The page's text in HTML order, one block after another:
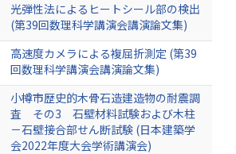
光弾性法によるヒートシール部の検出
(第39回数理科学講演会講演論文集)
高速度カメラによる複屈折測定 (第39
回数理科学講演会講演論文集)
小樽市歴史的木骨石造建造物の耐震調
査 その3 石壁材料試験および木柱
－石壁接合部せん断試験 (日本建築学
会2022年度大会学術講演会)